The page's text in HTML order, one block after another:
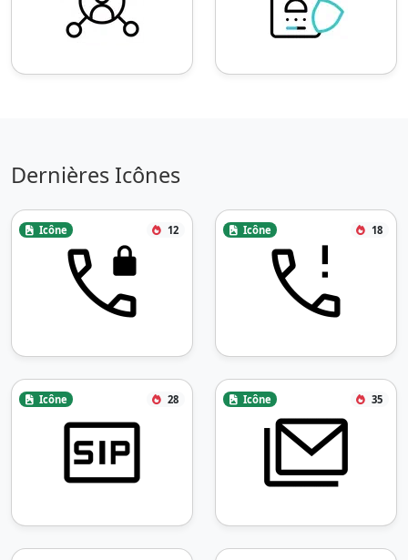
Dernières Icônes
Icône 12 Icône 18
Icône 28 Icône 35